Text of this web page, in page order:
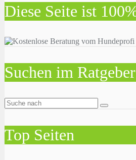
Diese Seite ist
Suchen im Ratgeber
Top Seiten